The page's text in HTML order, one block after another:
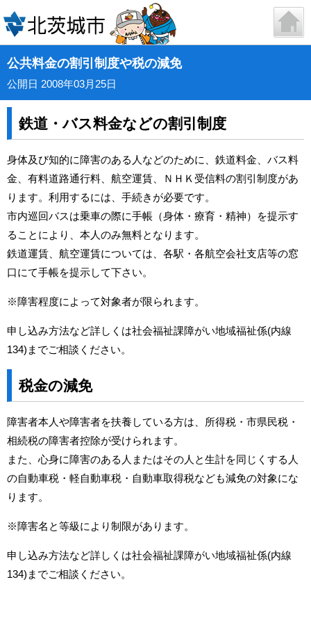
公共料金の割引制度や税の減免
公開日 2008年03月25日
鉄道・バス料金などの割引制度
身体及び知的に障害のある人などのために、鉄道料金、バス料
金、有料道路通行料、航空運賃、ＮＨＫ受信料の割引制度があ
ります。利用するには、手続きが必要です。
市内巡回バスは乗車の際に手帳（身体・療育・精神）を提示す
ることにより、本人のみ無料となります。
鉄道運賃、航空運賃については、各駅・各航空会社支店等の窓
口にて手帳を提示して下さい。
※障害程度によって対象者が限られます。
申し込み方法など詳しくは社会福祉課障がい地域福祉係(内線
134)までご相談ください。
税金の減免
障害者本人や障害者を扶養している方は、所得税・市県民税・
相続税の障害者控除が受けられます。
また、心身に障害のある人またはその人と生計を同じくする人
の自動車税・軽自動車税・自動車取得税なども減免の対象にな
ります。
※障害名と等級により制限があります。
申し込み方法など詳しくは社会福祉課障がい地域福祉係(内線
134)までご相談ください。